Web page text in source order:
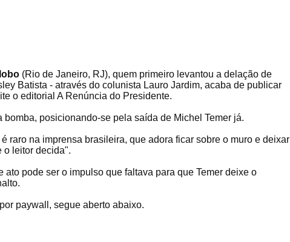
(Rio de Janeiro, RJ), quem primeiro levantou a delação de
Batista - através do colunista Lauro Jardim, acaba de publicar
o editorial A Renúncia do Presidente.
bomba, posicionando-se pela saída de Michel Temer já.
é raro na imprensa brasileira, que adora ficar sobre o muro e deixar
o leitor decida".
ato pode ser o impulso que faltava para que Temer deixe o
paywall, segue aberto abaixo.